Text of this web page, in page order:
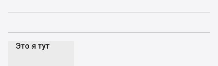
Это я тут